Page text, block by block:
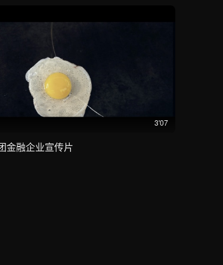
3'07
金融企业宣传片